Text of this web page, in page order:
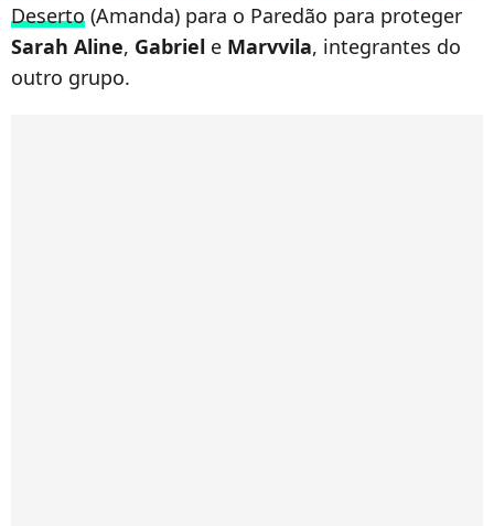
Deserto (Amanda) para o Paredão para proteger
Sarah Aline, Gabriel e Marvvila, integrantes do
outro grupo.